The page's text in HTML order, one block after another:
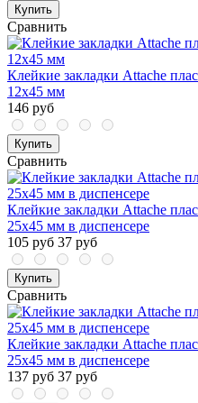
Купить
Сравнить
Клейкие закладки Attache
12х45 мм
146 руб
Купить
Сравнить
Клейкие закладки Attache
25х45 мм в диспенсере
105 руб 37 руб
Купить
Сравнить
Клейкие закладки Attache
25х45 мм в диспенсере
137 руб 37 руб